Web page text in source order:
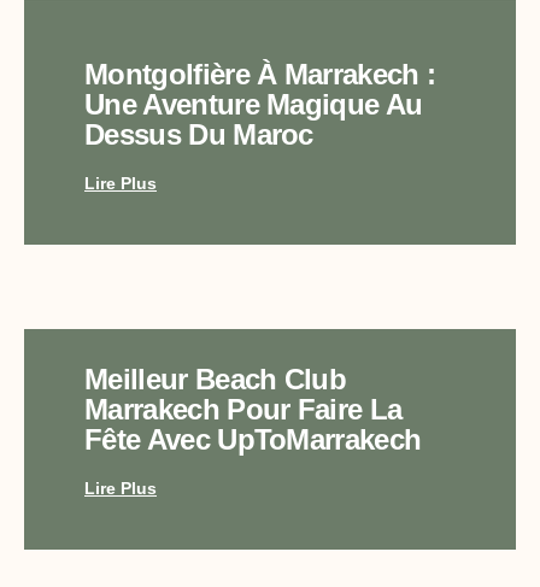
Montgolfière À Marrakech :
Une Aventure Magique Au
Dessus Du Maroc
Lire Plus
Meilleur Beach Club
Marrakech Pour Faire La
Fête Avec UpToMarrakech
Lire Plus